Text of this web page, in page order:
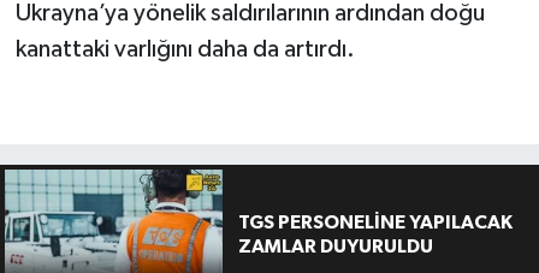
Ukrayna’ya yönelik saldırılarının ardından doğu
kanattaki varlığını daha da artırdı.
TGS PERSONELİNE YAPILACAK
ZAMLAR DUYURULDU